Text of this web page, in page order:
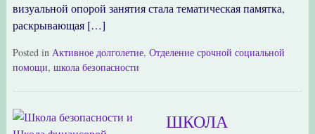
визуальной опорой занятия стала тематическая памятка,
раскрывающая […]
Posted in Активное долголетие, Отделение срочной социальной
помощи, школа безопасности
ШКОЛА